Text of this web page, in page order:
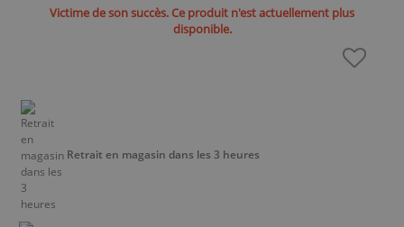
Victime de son succès. Ce produit n'est actuellement plus
disponible.
Retrait en magasin dans les 3 heures